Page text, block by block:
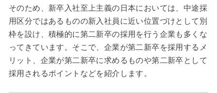
そのため、新卒入社至上主義の日本においては、中途採
用区分ではあるものの新入社員に近い位置づけとして別
枠を設け、積極的に第二新卒の採用を行う企業も多くな
ってきています。そこで、企業が第二新卒を採用するメ
リット、企業が第二新卒に求めるものや第二新卒として
採用されるポイントなどを紹介します。